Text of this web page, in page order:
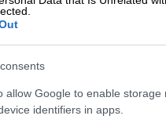
allow Google to enable
identifiers in apps.
σε ένα κοινό
περαιτέρω
της Ν.Δ που
γίνει σε δεύτερη
την κυβέρνηση,
Τεμπών